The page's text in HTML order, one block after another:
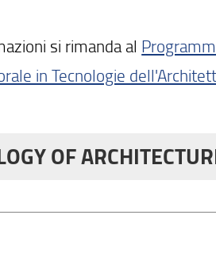
si rimanda al
in Tecnologie
OF
of the Architecture
from construction materials to